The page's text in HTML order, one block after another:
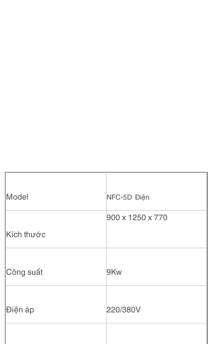
Model NFC-5D Điện
Kích thước
900 x 1250 x 770
Công suất 9Kw
Điện áp 220/380V